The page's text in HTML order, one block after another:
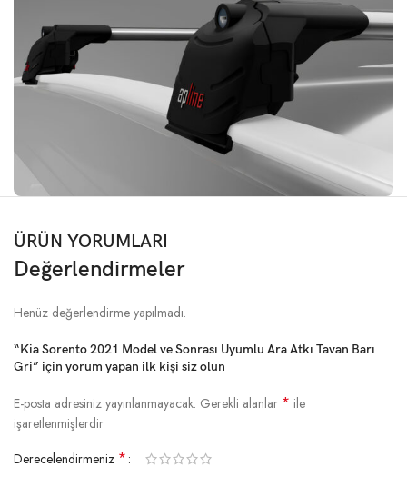
ÜRÜN YORUMLARI
Değerlendirmeler
Henüz değerlendirme yapılmadı.
“Kia Sorento 2021 Model ve Sonrası Uyumlu Ara Atkı Tavan Barı
Gri” için yorum yapan ilk kişi siz olun
E-posta adresiniz yayınlanmayacak. Gerekli alanlar * ile
işaretlenmişlerdir
Derecelendirmeniz *